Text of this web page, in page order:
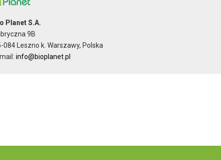
Planet S.A.
9B
084 Leszno k. Warszawy, Polska
info@bioplanet.pl